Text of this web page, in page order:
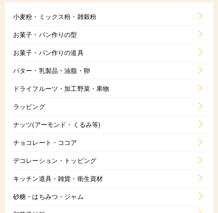
小麦粉・ミックス粉・雑穀粉
お菓子・パン作りの型
お菓子・パン作りの道具
バター・乳製品・油脂・卵
ドライフルーツ・加工野菜・果物
ラッピング
ナッツ(アーモンド・くるみ等)
チョコレート・ココア
デコレーション・トッピング
キッチン道具・雑貨・衛生資材
砂糖・はちみつ・ジャム